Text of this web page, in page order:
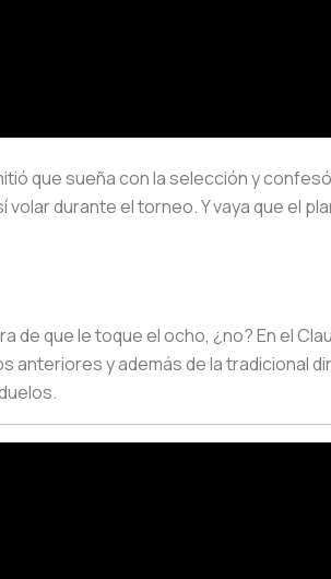
que sueña con la selección y
durante el torneo. Y vaya que el
que le toque el ocho, ¿no? En el
anteriores y además de la tradicional